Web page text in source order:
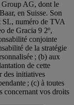
AG, dont le
en Suisse. Son
SL, numéro de TVA
de Gracia 9 2º,
conjointe
de la stratégie
; (b) aux
de cette
des initiatives
; (c) à toutes
concernant vos droits